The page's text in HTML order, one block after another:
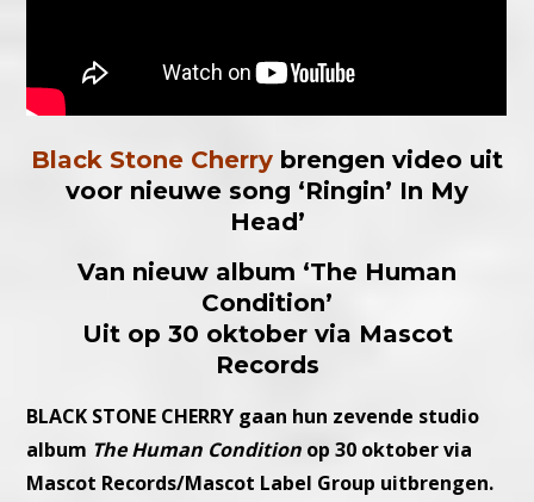
Black Stone Cherry brengen video uit
voor nieuwe song ‘Ringin’ In My
Head’
Van nieuw album ‘The Human
Condition’
Uit op 30 oktober via Mascot
Records
BLACK STONE CHERRY gaan hun zevende studio
album The Human Condition op 30 oktober via
Mascot Records/Mascot Label Group uitbrengen.